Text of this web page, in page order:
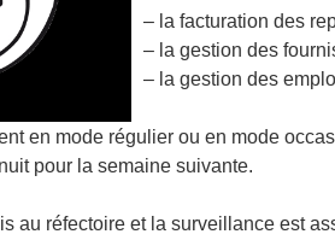
– la facturation des
– la gestion des
– la gestion des
en mode régulier ou en mode
pour la semaine suivante.
au réfectoire et la surveillance est